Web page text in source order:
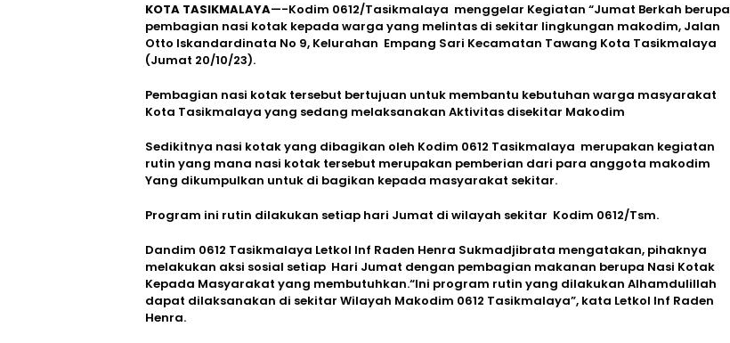
KOTA TASIKMALAYA—-Kodim 0612/Tasikmalaya menggelar Kegiatan “Jumat Berkah berupa
pembagian nasi kotak kepada warga yang melintas di sekitar lingkungan makodim, Jalan
Otto Iskandardinata No 9, Kelurahan Empang Sari Kecamatan Tawang Kota Tasikmalaya
(Jumat 20/10/23).
Pembagian nasi kotak tersebut bertujuan untuk membantu kebutuhan warga masyarakat
Kota Tasikmalaya yang sedang melaksanakan Aktivitas disekitar Makodim
Sedikitnya nasi kotak yang dibagikan oleh Kodim 0612 Tasikmalaya merupakan kegiatan
rutin yang mana nasi kotak tersebut merupakan pemberian dari para anggota makodim
Yang dikumpulkan untuk di bagikan kepada masyarakat sekitar.
Program ini rutin dilakukan setiap hari Jumat di wilayah sekitar Kodim 0612/Tsm.
Dandim 0612 Tasikmalaya Letkol Inf Raden Henra Sukmadjibrata mengatakan, pihaknya
melakukan aksi sosial setiap Hari Jumat dengan pembagian makanan berupa Nasi Kotak
Kepada Masyarakat yang membutuhkan.“Ini program rutin yang dilakukan Alhamdulillah
dapat dilaksanakan di sekitar Wilayah Makodim 0612 Tasikmalaya”, kata Letkol Inf Raden
Henra.